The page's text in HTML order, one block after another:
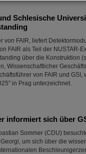
Schlesische
von FAIR, liefert
FAIR als Teil der NUSTAR-
über die Konstruktion
Wissenschaftlicher
von FAIR und GSI,
in Prag unterzeichnet.
informiert sich über
Sommer (CDU)
um sich über die